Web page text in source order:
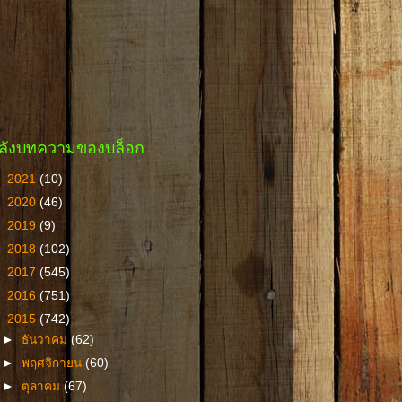
งบทความของบล็อก
2021 (10)
2020 (46)
2019 (9)
2018 (102)
2017 (545)
2016 (751)
2015 (742)
► ธันวาคม(62)
►พฤศจิกายน(60)
► ตุลาคม(67)